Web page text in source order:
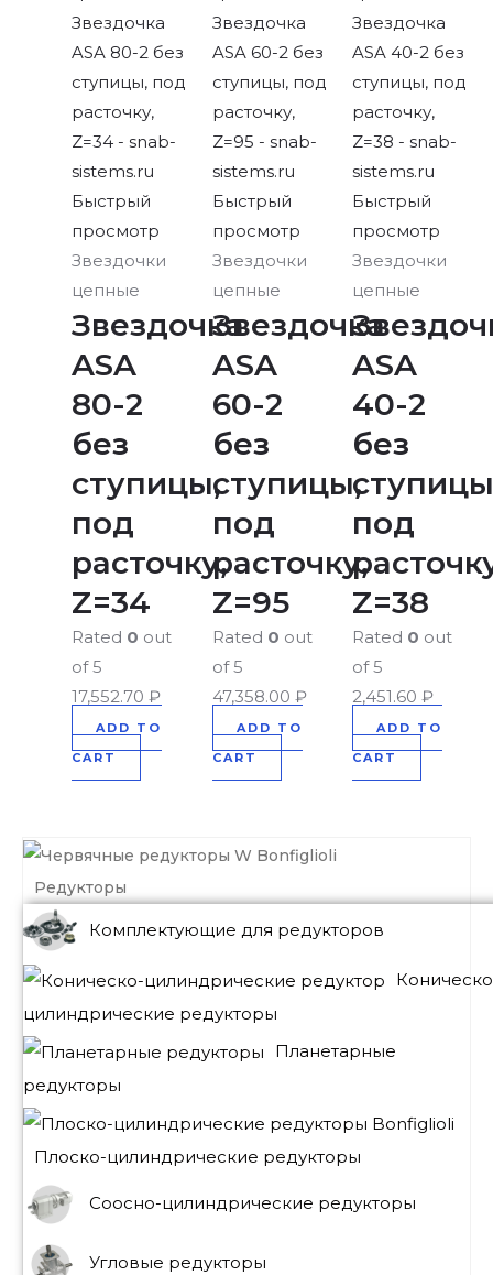
Редукторы
Комплектующие для редукторов
цилиндрические редукторы
Планетарные
редукторы
Плоско-цилиндрические редукторы
Соосно-цилиндрические редукторы
Угловые редукторы
Быстрый
просмотр
Звездочки
цепные
Звездочка
ASA
80-2
без
ступицы,
под
расточку,
Z=34
Rated 0 out
of 5
17,552.70 ₽
ADD TO
CART
Быстрый
просмотр
Звездочки
цепные
Звездочка
ASA
60-2
без
ступицы,
под
расточку,
Z=95
Rated 0 out
of 5
47,358.00 ₽
ADD TO
CART
Быстрый
просмотр
Звездочки
цепные
ASA
40-2
без
под
Z=38
Rated 0 out
of 5
2,451.60₽
ADD TO
CART